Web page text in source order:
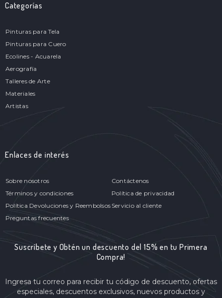
Categorías
Pinturas para Tela
Pinturas para Cuero
Ecolines - Acuarela
Aerografía
Talleres de Arte
Materiales
Artistas
Enlaces de interés
Sobre nosotros
Contáctenos
Términos y condiciones
Política de privacidad
Política Devoluciones y Reembolsos Servicio al cliente
Preguntas frecuentes
Suscríbete y Obtén un descuento del 15% en tu Primera
Compra!
Ingresa tu correo para recibir tu código de descuento, ofertas
especiales, descuentos exclusivos, nuevos productos y